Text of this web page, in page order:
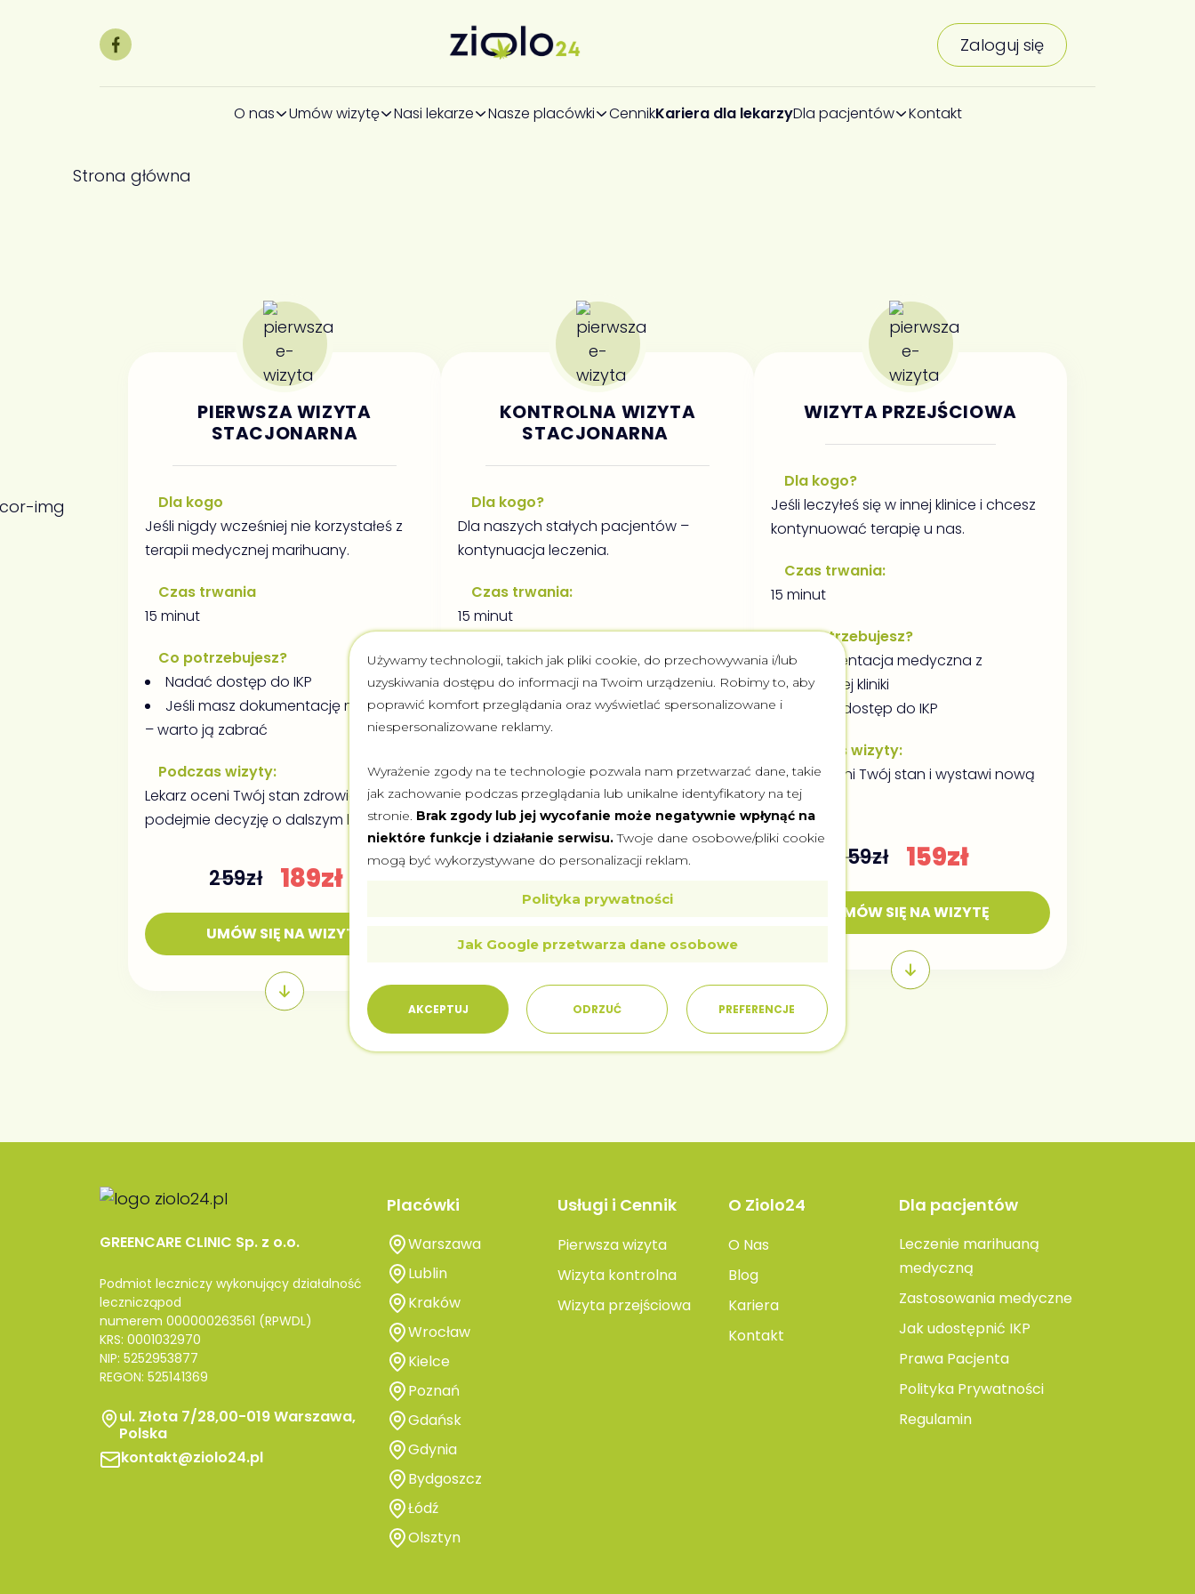
Zaloguj się
O nas Umów wizytę Nasi lekarze Nasze placówki CennikKariera dla lekarzyDla pacjentów Kontakt
Strona główna
PIERWSZA WIZYTA
STACJONARNA
Dla kogo
Jeśli nigdy wcześniej nie korzystałeś z
terapii medycznej marihuany.
Czas trwania
15 minut
Co potrzebujesz?
Nadać dostęp do IKP
Jeśli masz dokumentację medyczną
– warto ją zabrać
Podczas wizyty:
Lekarz oceni Twój stan zdrowia i
podejmie decyzję o dalszym leczeniu.
259zł 189zł
UMÓW SIĘ NA WIZYTĘ
KONTROLNA WIZYTA
STACJONARNA
Dla kogo?
Dla naszych stałych pacjentów –
kontynuacja leczenia.
Czas trwania:
15 minut
Co potrzebujesz?
Dowód osobisty.
Podczas wizyty:
leczenie.
259zł 149zł
WIZYTA PRZEJŚCIOWA
Dla kogo?
Jeśli leczyłeś się w innej klinice i chcesz
kontynuować terapię u nas.
Czas trwania:
15 minut
Co potrzebujesz?
Dokumentacja medyczna z
poprzedniej kliniki
Nadać dostęp do IKP
Podczas wizyty:
Lekarz oceni Twój stan i wystawi nową
receptę.
259zł 159zł
UMÓW SIĘ NA WIZYTĘ
GREENCARE CLINIC Sp. z o.o.
Podmiot leczniczy wykonujący działalność
lecznicząpod
numerem 000000263561 (RPWDL)
KRS: 0001032970
NIP: 5252953877
REGON: 525141369
ul. Złota 7/28,00-019 Warszawa,
Polska
kontakt@ziolo24.pl
Placówki
Warszawa
Lublin
Kraków
Wrocław
Kielce
Poznań
Gdańsk
Gdynia
Bydgoszcz
Łódź
Olsztyn
Usługi i Cennik
Pierwsza wizyta
Wizyta kontrolna
Wizyta przejściowa
O Ziolo24
O Nas
Blog
Kariera
Kontakt
Dla pacjentów
Leczenie marihuaną
medyczną
Zastosowania medyczne
Jak udostępnić IKP
Prawa Pacjenta
Polityka Prywatności
Regulamin
Używamy technologii, takich jak pliki cookie, do przechowywania i/lub
uzyskiwania dostępu do informacji na Twoim urządzeniu. Robimy to, aby
poprawić komfort przeglądania oraz wyświetlać spersonalizowane i
niespersonalizowane reklamy.
Wyrażenie zgody na te technologie pozwala nam przetwarzać dane, takie
jak zachowanie podczas przeglądania lub unikalne identyfikatory na tej
stronie. Brak zgody lub jej wycofanie może negatywnie wpłynąć na
niektóre funkcje i działanie serwisu.Twoje dane osobowe/pliki cookie
mogą być wykorzystywane do personalizacji reklam.
Polityka prywatności
Jak Google przetwarza dane osobowe
AKCEPTUJ ODRZUĆ PREFERENCJE